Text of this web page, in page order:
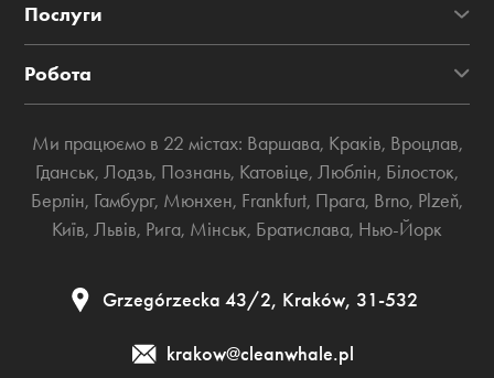
Послуги
Робота
Ми працюємо в 22 містах: Варшава, Краків, Вроцлав,
Гданськ, Лодзь, Познань, Катовіце, Люблін, Білосток,
Берлін, Гамбург, Мюнхен, Frankfurt, Прага, Brno, Plzeň,
Київ, Львів, Рига, Мінськ, Братислава, Нью-Йорк
Grzegórzecka 43/2, Kraków, 31-532
krakow@cleanwhale.pl